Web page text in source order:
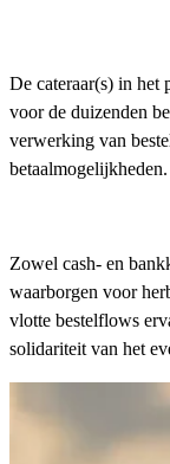
De cateraar(s) in het
voor de duizenden
verwerking van
betaalmogelijkheden.
Zowel cash- en
waarborgen voor
vlotte bestelflows
solidariteit van het